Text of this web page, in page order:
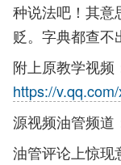
种说法吧！其意
贬。字典都查不
附上原教学视频
https://
源视频油管频道
油管评论上惊现